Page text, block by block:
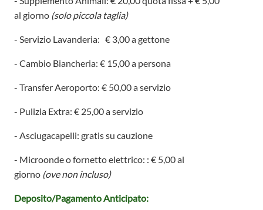
al giorno (solo piccola taglia)
- Servizio Lavanderia: € 3,00 a gettone
- Cambio Biancheria: € 15,00 a persona
- Transfer Aeroporto: € 50,00 a servizio
- Pulizia Extra: € 25,00 a servizio
- Asciugacapelli: gratis su cauzione
- Microonde o fornetto elettrico: : € 5,00 al
giorno (ove non incluso)
Deposito/Pagamento Anticipato: